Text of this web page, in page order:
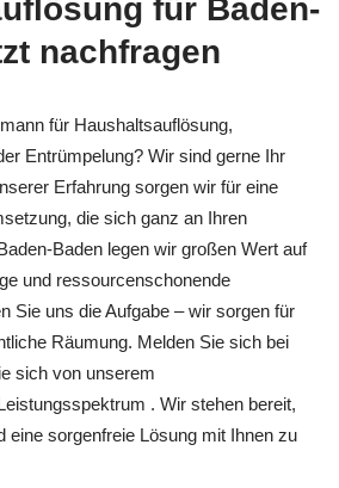
für Baden-
nachfragen
für Haushaltsauflösung,
Entrümpelung? Wir sind gerne Ihr
Erfahrung sorgen wir für eine
die sich ganz an Ihren
Baden legen wir großen Wert auf
und ressourcenschonende
Sie uns die Aufgabe – wir sorgen für
Räumung. Melden Sie sich bei
sich von unserem
. Wir stehen bereit,
eine sorgenfreie Lösung mit Ihnen zu